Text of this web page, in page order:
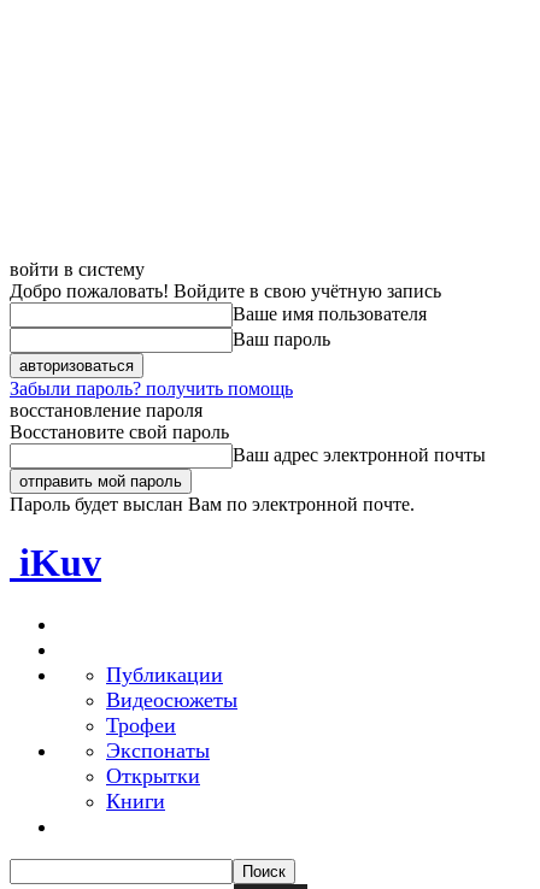
войти в систему
Добро пожаловать! Войдите в свою учётную запись
Ваше имя пользователя
Ваш пароль
Забыли пароль? получить помощь
восстановление пароля
Восстановите свой пароль
Ваш адрес электронной почты
Пароль будет выслан Вам по электронной почте.
iKuv
Публикации
Видеосюжеты
Трофеи
Экспонаты
Открытки
Книги